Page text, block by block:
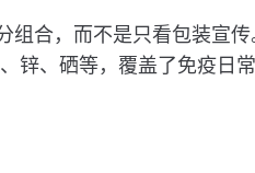
组合，而不是只看包装宣传
锌、硒等，覆盖了免疫日